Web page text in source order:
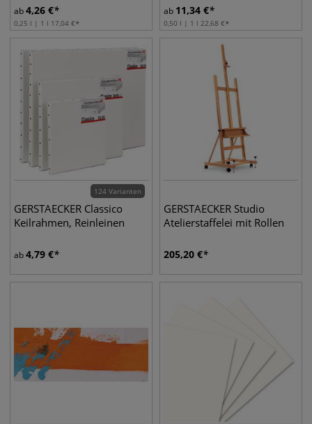
ab4,26 €
0,25 l | 1 l 17,04 €
ab 11,34 €
0,50 l | 1 l 22,68 €
124 Varianten
GERSTAECKER Classico
Keilrahmen, Reinleinen
ab4,79 €
GERSTAECKER Studio
Atelierstaffelei mit Rollen
205,20 €